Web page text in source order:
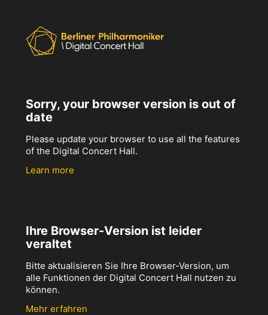
Sorry, your browser version is out of
date
Please update your browser to use all the features
of the Digital Concert Hall.
Learn more
Ihre Browser-Version ist leider
veraltet
Bitte aktualisieren Sie Ihre Browser-Version, um
alle Funktionen der Digital Concert Hall nutzen zu
können.
Mehr erfahren